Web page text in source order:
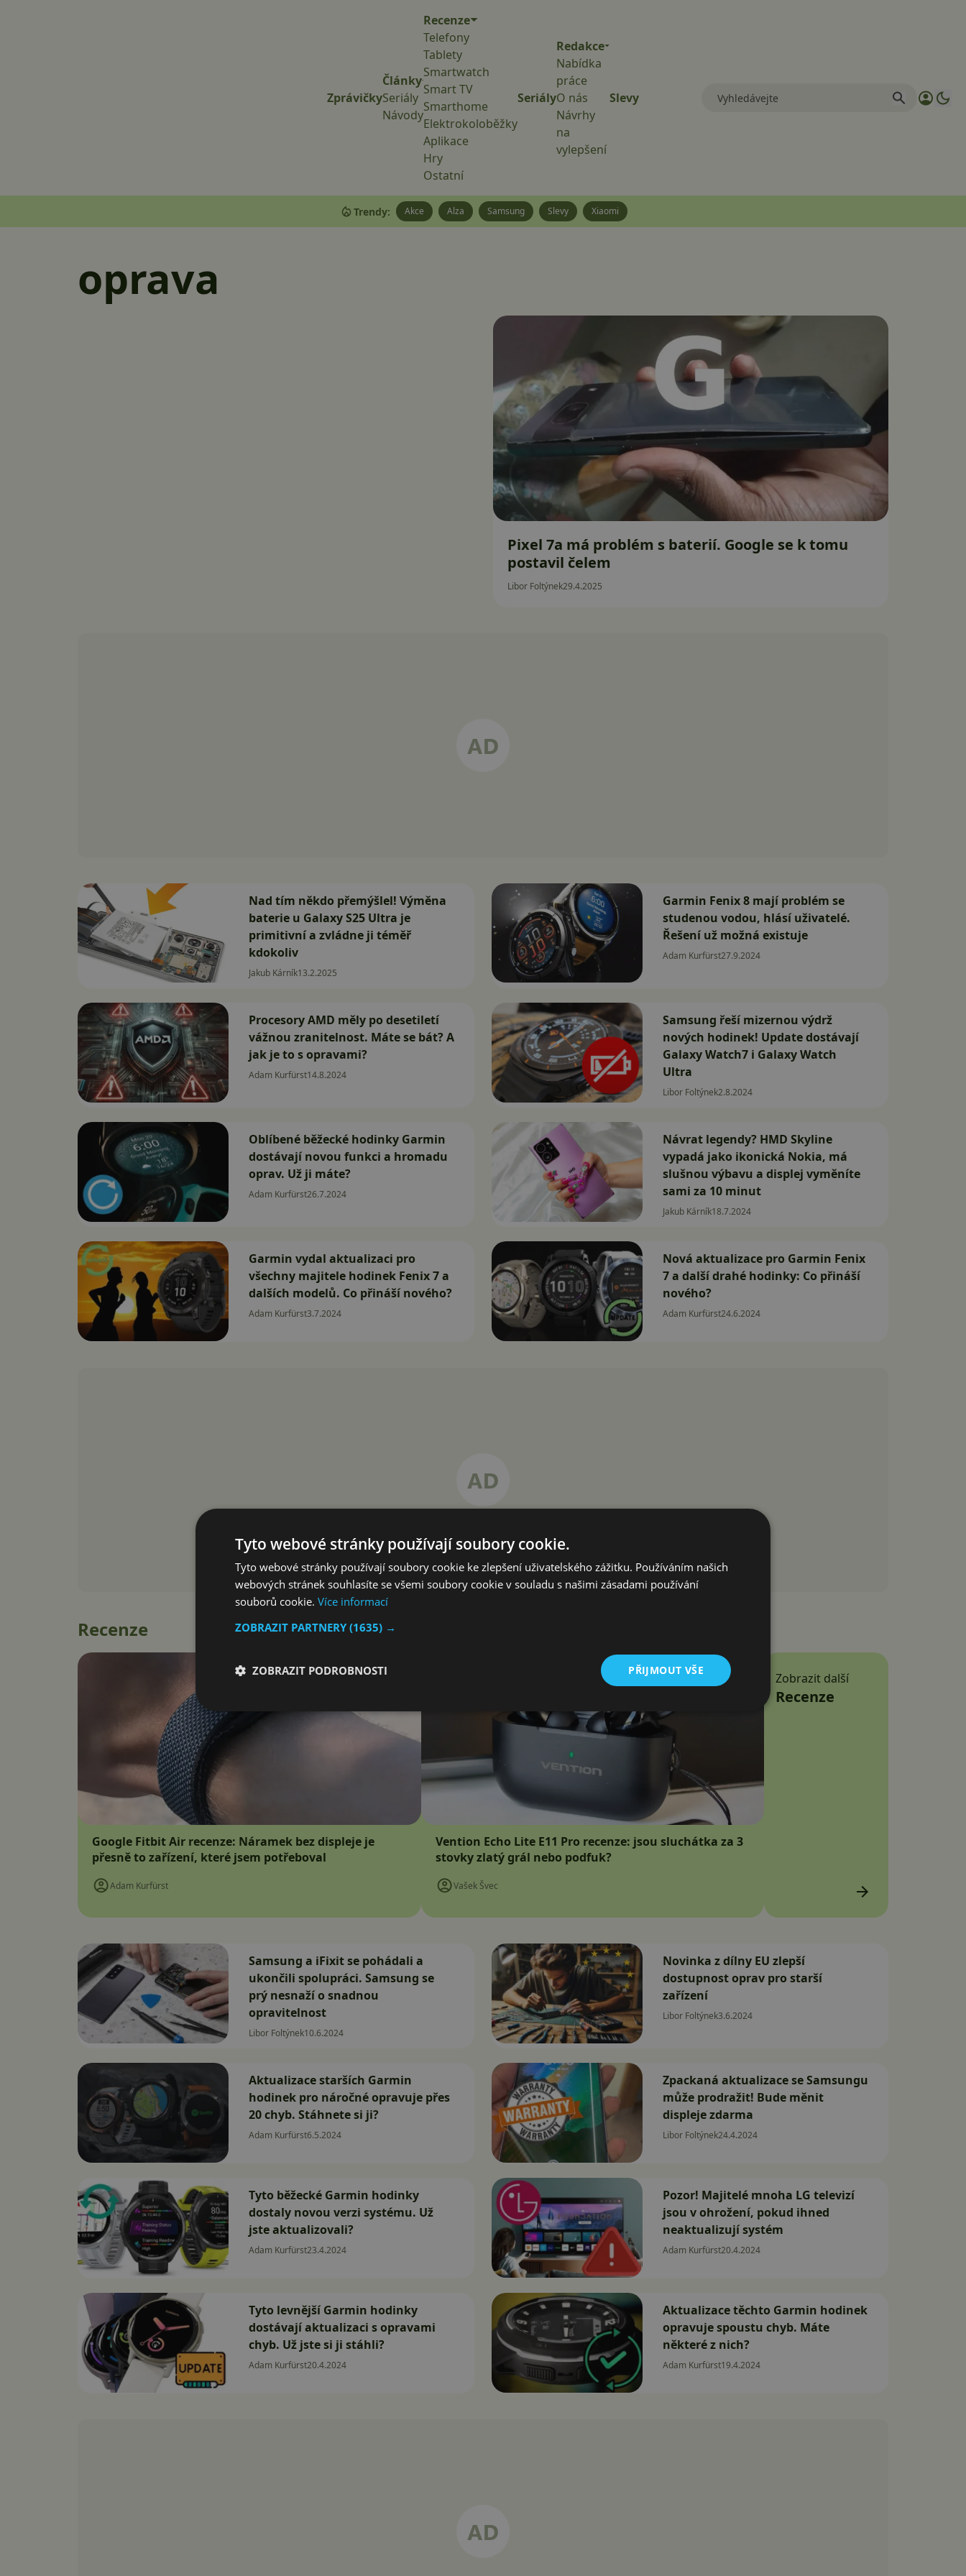
Zprávičky
Články
Seriály
Návody
Recenze
Telefony
Tablety
Smartwatch
Smart TV
Smarthome
Elektrokoloběžky
Aplikace
Hry
Ostatní
Seriály
Redakce
Nabídka
práce
O nás
Návrhy
na
vylepšení
Slevy
Trendy: Akce Alza Samsung Slevy Xiaomi
oprava
Pixel 7a má problém s baterií. Google se k tomu
postavil čelem
Libor Foltýnek29.4.2025
Nad tím někdo přemýšlel! Výměna
baterie u Galaxy S25 Ultra je
primitivní a zvládne ji téměř
kdokoliv
Jakub Kárník13.2.2025
Garmin Fenix 8 mají problém se
studenou vodou, hlásí uživatelé.
Řešení už možná existuje
Adam Kurfürst27.9.2024
Procesory AMD měly po desetiletí
vážnou zranitelnost. Máte se bát? A
jak je to s opravami?
Adam Kurfürst14.8.2024
Samsung řeší mizernou výdrž
nových hodinek! Update dostávají
Galaxy Watch7 i Galaxy Watch
Ultra
Libor Foltýnek2.8.2024
Oblíbené běžecké hodinky Garmin
dostávají novou funkci a hromadu
oprav. Už ji máte?
Adam Kurfürst26.7.2024
Návrat legendy? HMD Skyline
vypadá jako ikonická Nokia, má
slušnou výbavu a displej vyměníte
sami za 10 minut
Jakub Kárník18.7.2024
Garmin vydal aktualizaci pro
všechny majitele hodinek Fenix 7 a
dalších modelů. Co přináší nového?
Adam Kurfürst3.7.2024
Nová aktualizace pro Garmin Fenix
7 a další drahé hodinky: Co přináší
nového?
Adam Kurfürst24.6.2024
Recenze
Google Fitbit Air recenze: Náramek bez displeje je
přesně to zařízení, které jsem potřeboval
Adam Kurfürst
Vention Echo Lite E11 Pro recenze: jsou sluchátka za 3
stovky zlatý grál nebo podfuk?
Vašek Švec
Zobrazit další
Recenze
Samsung a iFixit se pohádali a
ukončili spolupráci. Samsung se
prý nesnaží o snadnou
opravitelnost
Libor Foltýnek10.6.2024
Novinka z dílny EU zlepší
dostupnost oprav pro starší
zařízení
Libor Foltýnek3.6.2024
Aktualizace starších Garmin
hodinek pro náročné opravuje přes
20 chyb. Stáhnete si ji?
Adam Kurfürst6.5.2024
Zpackaná aktualizace se Samsungu
může prodražit! Bude měnit
displeje zdarma
Libor Foltýnek24.4.2024
Tyto běžecké Garmin hodinky
dostaly novou verzi systému. Už
jste aktualizovali?
Adam Kurfürst23.4.2024
Pozor! Majitelé mnoha LG televizí
jsou v ohrožení, pokud ihned
neaktualizují systém
Adam Kurfürst20.4.2024
Tyto levnější Garmin hodinky
dostávají aktualizaci s opravami
chyb. Už jste si ji stáhli?
Adam Kurfürst20.4.2024
Aktualizace těchto Garmin hodinek
opravuje spoustu chyb. Máte
některé z nich?
Adam Kurfürst19.4.2024
Tyto webové stránky používají soubory cookie.
Tyto webové stránky používají soubory cookie ke zlepšení uživatelského zážitku. Používáním našich
webových stránek souhlasíte se všemi soubory cookie v souladu s našimi zásadami používání
souborů cookie. Více informací
ZOBRAZIT PARTNERY(1635) →
PŘIJMOUT VŠE
ZOBRAZIT PODROBNOSTI